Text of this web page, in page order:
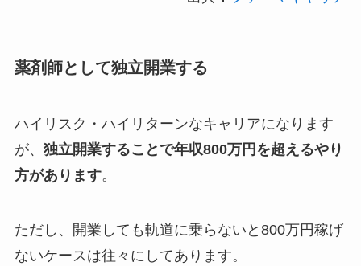
薬剤師として独立開業する
ハイリスク・ハイリターンなキャリアになります
が、 独立開業することで年収800万円を超えるやり
方があります。
ただし、開業しても軌道に乗らないと800万円稼げ
ないケースは往々にしてあります。